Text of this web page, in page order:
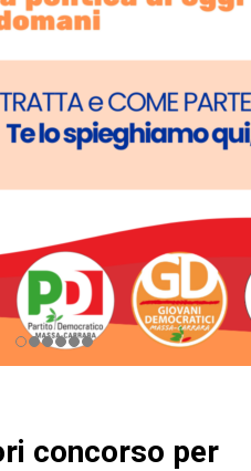
concorso per